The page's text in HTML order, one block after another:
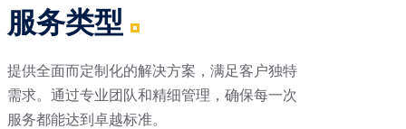
服务类型
提供全面而定制化的解决方案，满足客户独特
需求。通过专业团队和精细管理，确保每一次
服务都能达到卓越标准。